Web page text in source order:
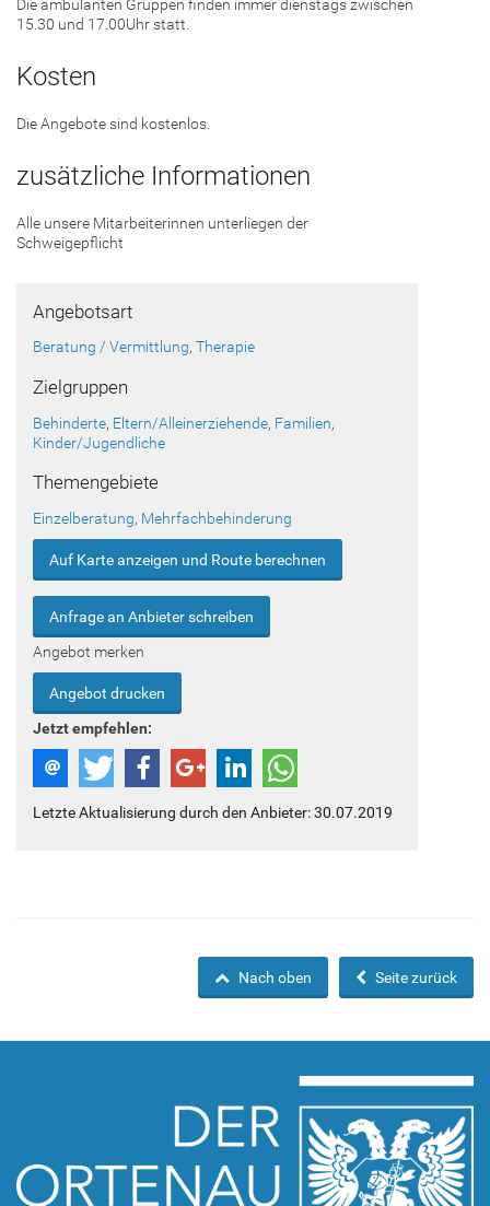
Die ambulanten Gruppen finden immer dienstags zwischen
15.30 und 17.00Uhr statt.
Kosten
Die Angebote sind kostenlos.
zusätzliche Informationen
Alle unsere Mitarbeiterinnen unterliegen der
Schweigepflicht
Angebotsart
Beratung / Vermittlung, Therapie
Zielgruppen
Behinderte, Eltern/Alleinerziehende, Familien,
Kinder/Jugendliche
Themengebiete
Einzelberatung, Mehrfachbehinderung
Auf Karte anzeigen und Route berechnen
Anfrage an Anbieter schreiben
Angebot merken
Angebot drucken
Jetzt empfehlen:
Letzte Aktualisierung durch den Anbieter: 30.07.2019
Seite zurück
Nach oben